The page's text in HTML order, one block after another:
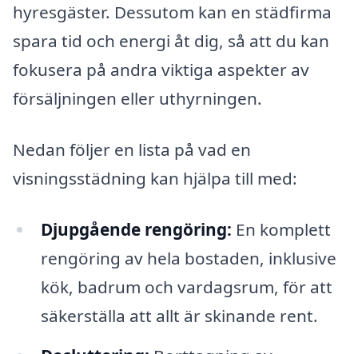
hyresgäster. Dessutom kan en städfirma
spara tid och energi åt dig, så att du kan
fokusera på andra viktiga aspekter av
försäljningen eller uthyrningen.
Nedan följer en lista på vad en
visningsstädning kan hjälpa till med:
Djupgående rengöring: En komplett
rengöring av hela bostaden, inklusive
kök, badrum och vardagsrum, för att
säkerställa att allt är skinande rent.